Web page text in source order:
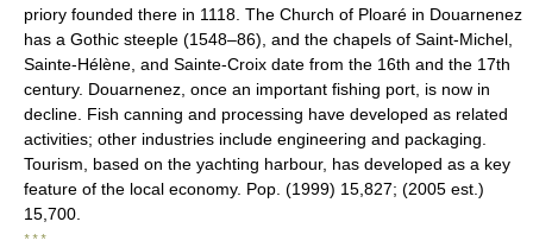
priory founded there in 1118. The Church of Ploaré in Douarnenez
has a Gothic steeple (1548–86), and the chapels of Saint-Michel,
Sainte-Hélène, and Sainte-Croix date from the 16th and the 17th
century. Douarnenez, once an important fishing port, is now in
decline. Fish canning and processing have developed as related
activities; other industries include engineering and packaging.
Tourism, based on the yachting harbour, has developed as a key
feature of the local economy. Pop. (1999) 15,827; (2005 est.)
15,700.
* * *